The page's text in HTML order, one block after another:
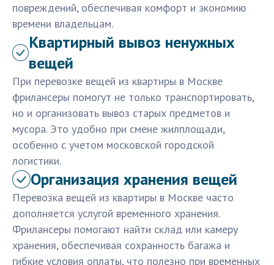
повреждений, обеспечивая комфорт и экономию
времени владельцам.
Квартирный вывоз ненужных
вещей
При перевозке вещей из квартиры в Москве
фрилансеры помогут не только транспортировать,
но и организовать вывоз старых предметов и
мусора. Это удобно при смене жилплощади,
особенно с учетом московской городской
логистики.
Организация хранения вещей
Перевозка вещей из квартиры в Москве часто
дополняется услугой временного хранения.
Фрилансеры помогают найти склад или камеру
хранения, обеспечивая сохранность багажа и
гибкие условия оплаты, что полезно при временных